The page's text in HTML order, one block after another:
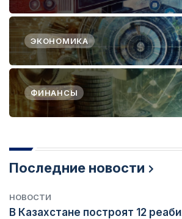
ЭКОНОМИКА
ФИНАНСЫ
Последние новости
НОВОСТИ
В Казахстане построят 12